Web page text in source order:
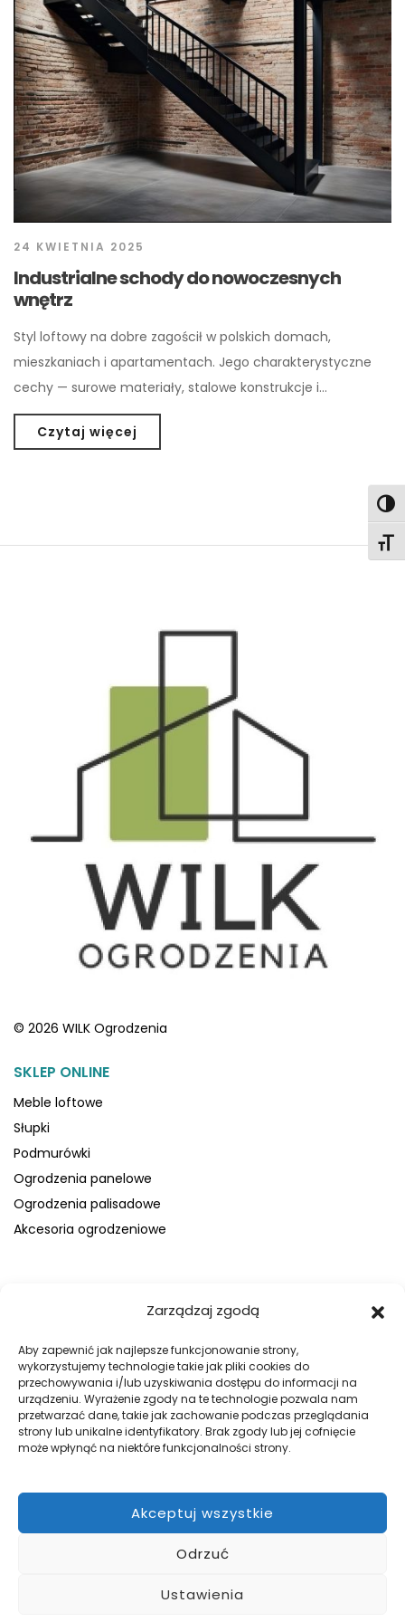
Zarządzaj zgodą
Aby zapewnić jak najlepsze funkcjonowanie strony,
wykorzystujemy technologie takie jak pliki cookies do
przechowywania i/lub uzyskiwania dostępu do informacji na
urządzeniu. Wyrażenie zgody na te technologie pozwala nam
przetwarzać dane, takie jak zachowanie podczas przeglądania
strony lub unikalne identyfikatory. Brak zgody lub jej cofnięcie
może wpłynąć na niektóre funkcjonalności strony.
Akceptuj wszystkie
Odrzuć
Ustawienia
24 KWIETNIA 2025
Industrialne schody do nowoczesnych
wnętrz
Styl loftowy na dobre zagościł w polskich domach,
mieszkaniach i apartamentach. Jego charakterystyczne
cechy — surowe materiały, stalowe konstrukcje i…
Czytaj więcej
© 2026 WILK Ogrodzenia
SKLEP ONLINE
Meble loftowe
Słupki
Podmurówki
Ogrodzenia panelowe
Ogrodzenia palisadowe
Akcesoria ogrodzeniowe
Blog
Kontakt
Galeria
Regulamin
Polityka prywatności
DOBRE OGRODZENIA
Zabezpiecz swój teren z firmą WILK Ogrodzenia Paulina Wilk.
Pomożemy przy projekcie, a później go zrealizujemy.